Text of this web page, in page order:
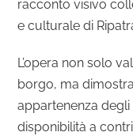
racconto visivo
e culturale di
L’opera non solo
borgo, ma
appartenenza
disponibilità a